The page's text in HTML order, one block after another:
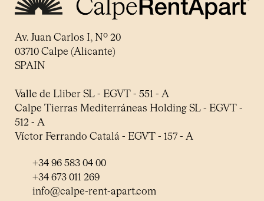
Av. Juan Carlos I, Nº 20
03710 Calpe (Alicante)
SPAIN
Valle de Lliber SL - EGVT - 551 - A
Calpe Tierras Mediterráneas Holding SL - EGVT -
512 - A
Víctor Ferrando Catalá - EGVT - 157 - A
+34 96 583 04 00
+34 673 011 269
info@calpe-rent-apart.com